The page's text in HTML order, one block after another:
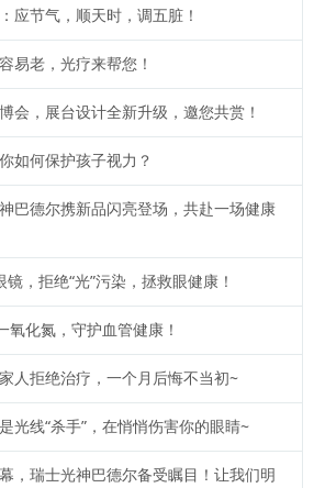
应节气，顺天时，调五脏！
易老，光疗来帮您！
会，展台设计全新升级，邀您共赏！
如何保护孩子视力？
巴德尔携新品闪亮登场，共赴一场健康
，拒绝“光”污染，拯救眼健康！
氧化氮，守护血管健康！
人拒绝治疗，一个月后悔不当初~
光线“杀手”，在悄悄伤害你的眼睛~
，瑞士光神巴德尔备受瞩目！让我们明